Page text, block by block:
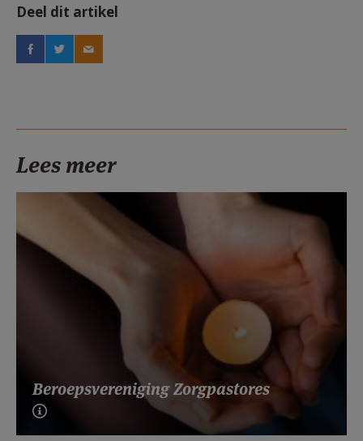
Deel dit artikel
Lees meer
Beroepsvereniging Zorgpastores